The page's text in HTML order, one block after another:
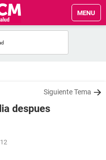
MENU
Siguiente Tema
despues